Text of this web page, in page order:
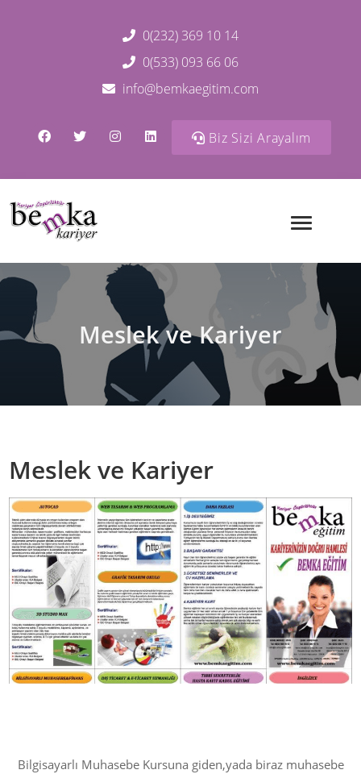
0(232) 369 10 14
0(533) 093 66 06
info@bemkaegitim.com
Biz Sizi Arayalım
Meslek ve Kariyer
Meslek ve Kariyer
Bilgisayarlı Muhasebe Kursuna giden,yada biraz muhasebe